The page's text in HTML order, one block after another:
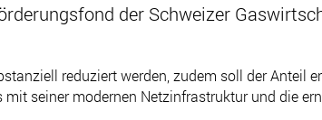
der Schweizer
reduziert werden, zudem soll der Anteil
seiner modernen Netzinfrastruktur und die